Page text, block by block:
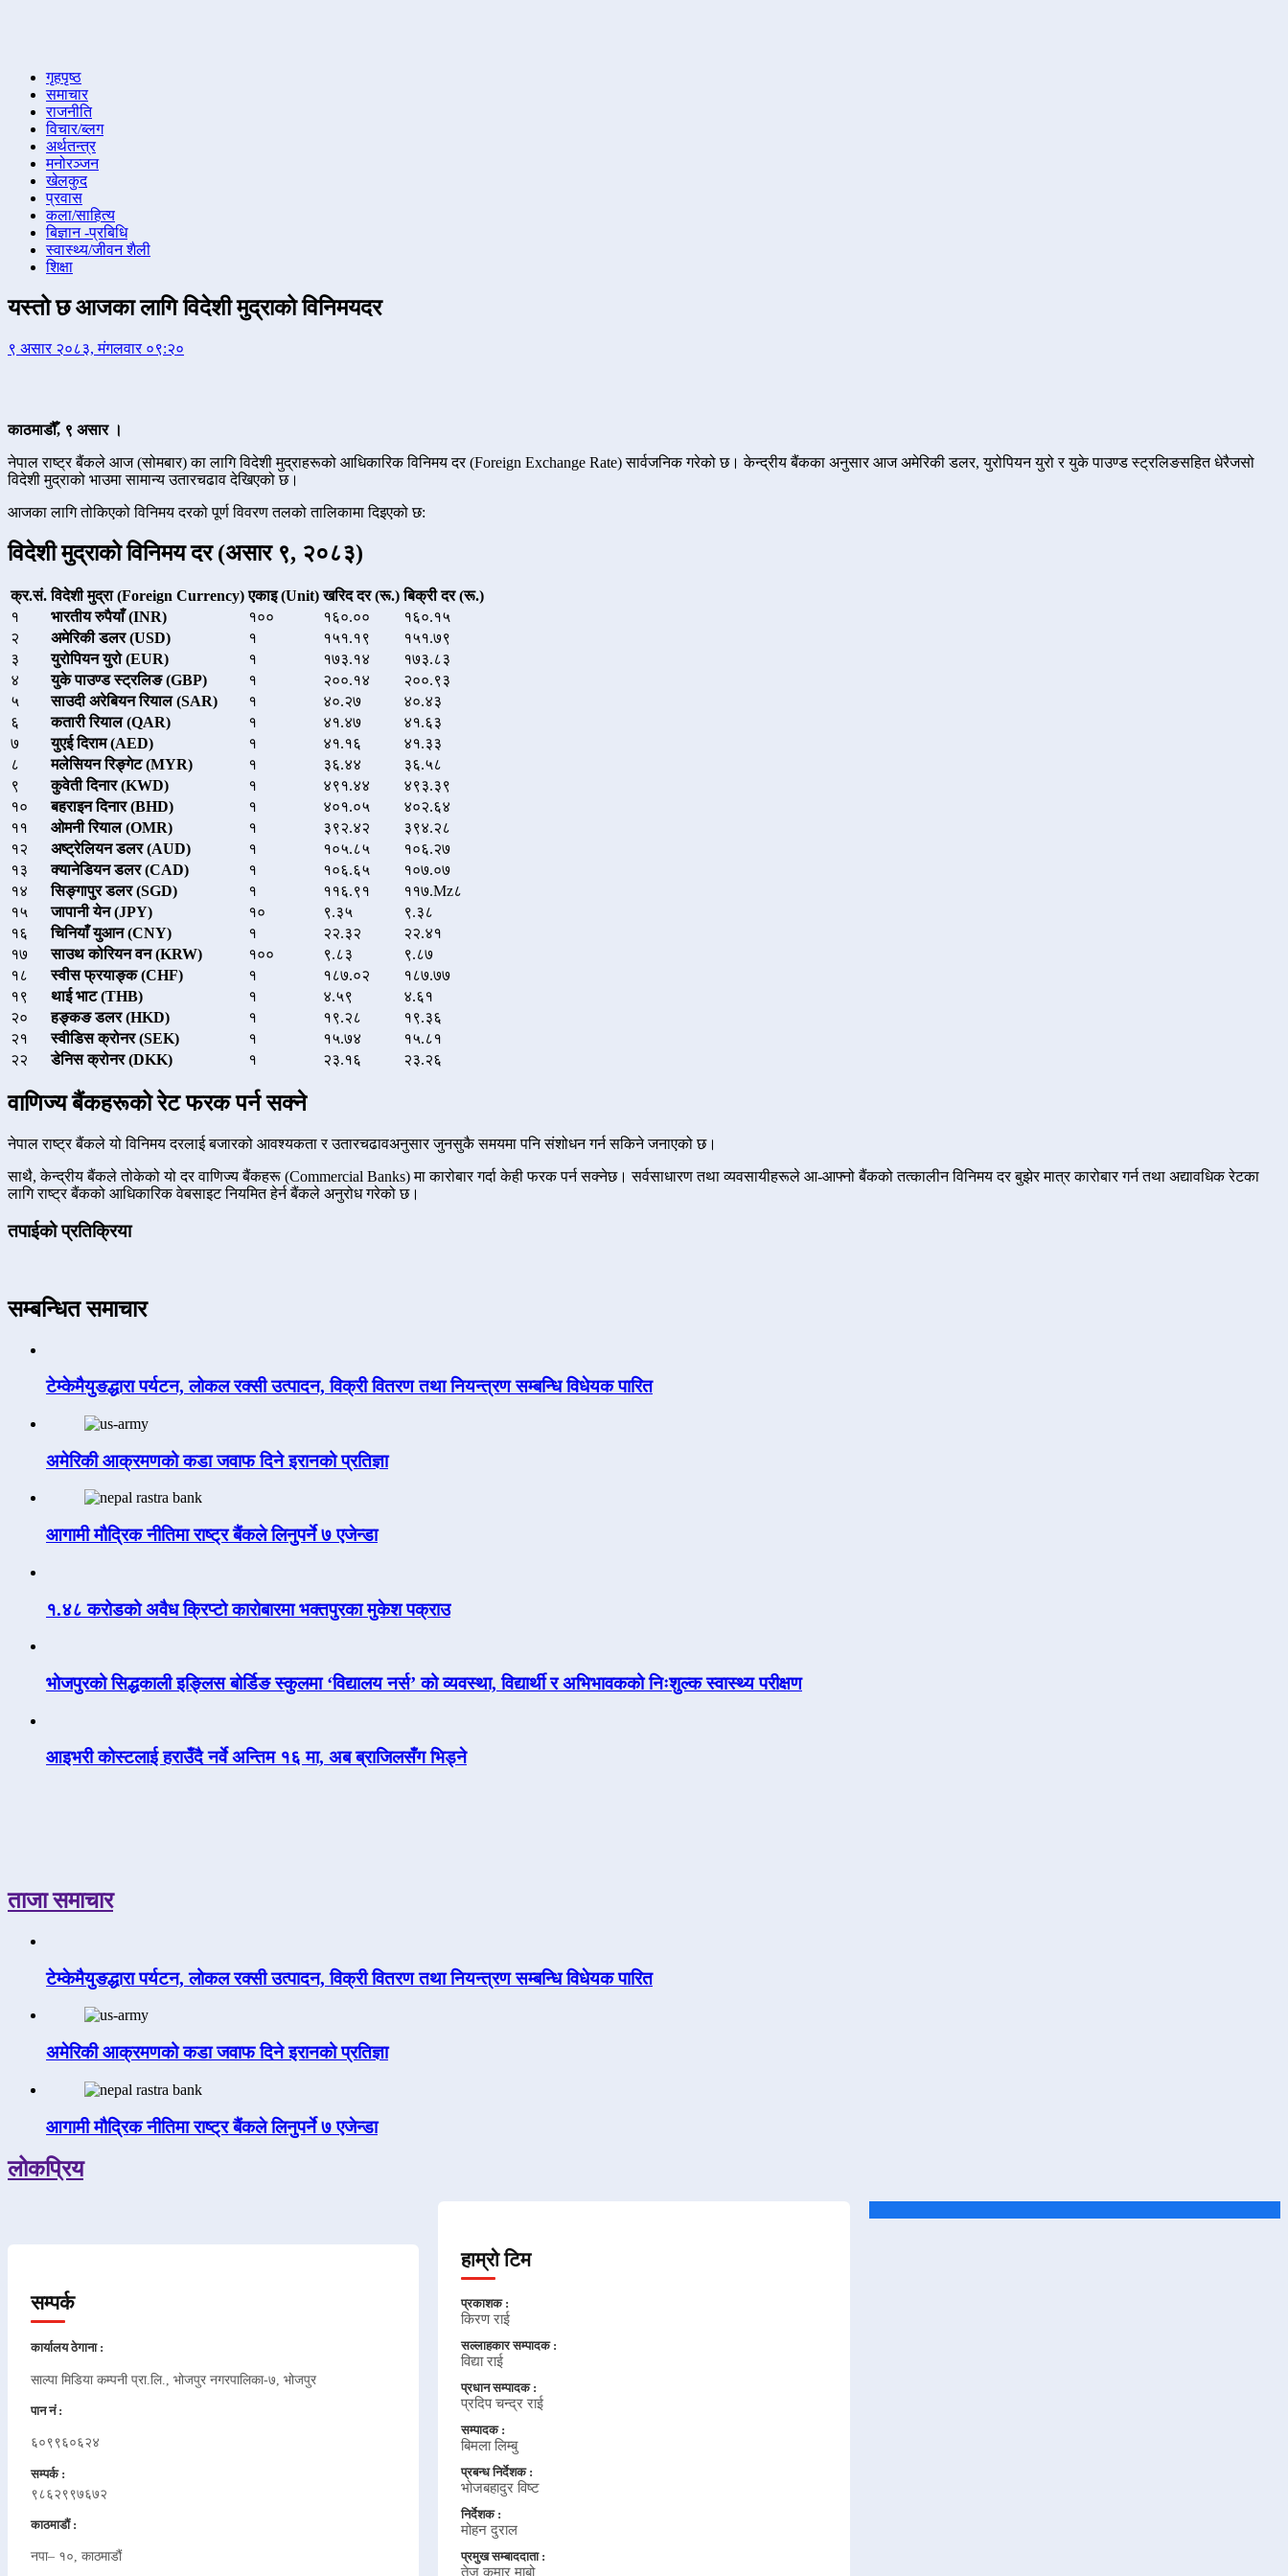
गृहपृष्ठ
समाचार
राजनीति
विचार/ब्लग
अर्थतन्त्र
मनोरञ्जन
खेलकुद
प्रवास
कला/साहित्य
बिज्ञान -प्रबिधि
स्वास्थ्य/जीवन शैली
शिक्षा
यस्तो छ आजका लागि विदेशी मुद्राको विनिमयदर
९ असार २०८३, मंगलवार ०९:२०
काठमाडौँ, ९ असार ।
नेपाल राष्ट्र बैंकले आज (सोमबार) का लागि विदेशी मुद्राहरूको आधिकारिक विनिमय दर (Foreign Exchange Rate) सार्वजनिक गरेको छ। केन्द्रीय बैंकका अनुसार आज अमेरिकी डलर, युरोपियन युरो र युके पाउण्ड स्ट्रलिङसहित धेरैजसो
विदेशी मुद्राको भाउमा सामान्य उतारचढाव देखिएको छ।
आजका लागि तोकिएको विनिमय दरको पूर्ण विवरण तलको तालिकामा दिइएको छ:
विदेशी मुद्राको विनिमय दर (असार ९, २०८३)
क्र.सं. विदेशी मुद्रा (Foreign Currency) एकाइ (Unit) खरिद दर (रू.) बिक्री दर (रू.)
१
भारतीय रुपैयाँ (INR) १०० १६०.००
१६०.१५
२
अमेरिकी डलर (USD) १ १५१.१९
१५१.७९
३
युरोपियन युरो (EUR) १ १७३.१४
१७३.८३
४
युके पाउण्ड स्ट्रलिङ (GBP) १ २००.१४
२००.९३
५
साउदी अरेबियन रियाल (SAR) १ ४०.२७
४०.४३
६
कतारी रियाल (QAR) १ ४१.४७
४१.६३
७
युएई दिराम (AED) १ ४१.१६
४१.३३
८
मलेसियन रिङ्गेट (MYR) १ ३६.४४
३६.५८
९
कुवेती दिनार (KWD) १ ४९१.४४
४९३.३९
१०
बहराइन दिनार (BHD) १ ४०१.०५
४०२.६४
११
ओमनी रियाल (OMR) १ ३९२.४२
३९४.२८
१२
अष्ट्रेलियन डलर (AUD) १ १०५.८५
१०६.२७
१३
क्यानेडियन डलर (CAD) १ १०६.६५
१०७.०७
१४
सिङ्गापुर डलर (SGD) १ ११६.९१
११७.Mz८
१५
जापानी येन (JPY) १० ९.३५
९.३८
१६
चिनियाँ युआन (CNY) १ २२.३२
२२.४१
१७
साउथ कोरियन वन (KRW) १०० ९.८३
९.८७
१८
स्वीस फ्रयाङ्क (CHF) १ १८७.०२
१८७.७७
१९
थाई भाट (THB) १ ४.५९
४.६१
२०
हङ्कङ डलर (HKD) १ १९.२८
१९.३६
२१
स्वीडिस क्रोनर (SEK) १ १५.७४
१५.८१
२२
डेनिस क्रोनर (DKK) १ २३.१६ २३.२६
वाणिज्य बैंकहरूको रेट फरक पर्न सक्ने
नेपाल राष्ट्र बैंकले यो विनिमय दरलाई बजारको आवश्यकता र उतारचढावअनुसार जुनसुकै समयमा पनि संशोधन गर्न सकिने जनाएको छ।
साथै, केन्द्रीय बैंकले तोकेको यो दर वाणिज्य बैंकहरू (Commercial Banks) मा कारोबार गर्दा केही फरक पर्न सक्नेछ। सर्वसाधारण तथा व्यवसायीहरूले आ-आफ्नो बैंकको तत्कालीन विनिमय दर बुझेर मात्र कारोबार गर्न तथा अद्यावधिक रेटका
लागि राष्ट्र बैंकको आधिकारिक वेबसाइट नियमित हेर्न बैंकले अनुरोध गरेको छ।
तपाईको प्रतिक्रिया
सम्बन्धित समाचार
टेम्केमैयुङद्धारा पर्यटन, लोकल रक्सी उत्पादन, विक्री वितरण तथा नियन्त्रण सम्बन्धि विधेयक पारित
अमेरिकी आक्रमणको कडा जवाफ दिने इरानको प्रतिज्ञा
आगामी मौद्रिक नीतिमा राष्ट्र बैंकले लिनुपर्ने ७ एजेन्डा
१.४८ करोडको अवैध क्रिप्टो कारोबारमा भक्तपुरका मुकेश पक्राउ
भोजपुरको सिद्धकाली इङ्लिस बोर्डिङ स्कुलमा ‘विद्यालय नर्स’ को व्यवस्था, विद्यार्थी र अभिभावकको निःशुल्क स्वास्थ्य परीक्षण
आइभरी कोस्टलाई हराउँदै नर्वे अन्तिम १६ मा, अब ब्राजिलसँग भिड्ने
ताजा समाचार
टेम्केमैयुङद्धारा पर्यटन, लोकल रक्सी उत्पादन, विक्री वितरण तथा नियन्त्रण सम्बन्धि विधेयक पारित
अमेरिकी आक्रमणको कडा जवाफ दिने इरानको प्रतिज्ञा
आगामी मौद्रिक नीतिमा राष्ट्र बैंकले लिनुपर्ने ७ एजेन्डा
लोकप्रिय
सम्पर्क
कार्यालय ठेगाना :
साल्पा मिडिया कम्पनी प्रा.लि., भोजपुर नगरपालिका-७, भोजपुर
पान नं :
६०९९६०६२४
सम्पर्क :
९८६२९९७६७२
काठमाडौं :
नपा– १०, काठमाडौं
हाम्रो टिम
प्रकाशक :
किरण राई
सल्लाहकार सम्पादक :
विद्या राई
प्रधान सम्पादक :
प्रदिप चन्द्र राई
सम्पादक :
बिमला लिम्बु
प्रबन्ध निर्देशक :
भोजबहादुर विष्ट
निर्देशक :
मोहन दुराल
प्रमुख सम्बाददाता :
तेज कुमार माबो